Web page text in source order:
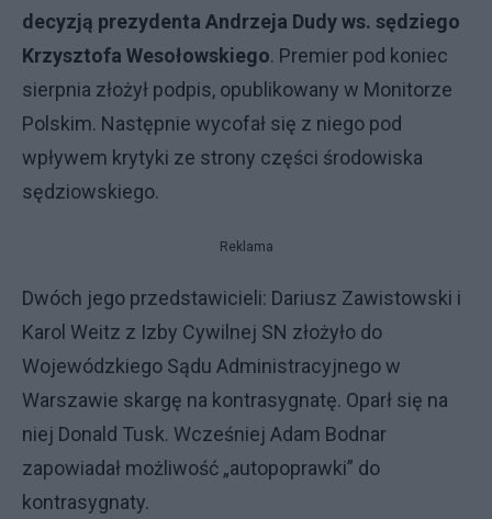
decyzją prezydenta Andrzeja Dudy ws. sędziego
Krzysztofa Wesołowskiego. Premier pod koniec
sierpnia złożył podpis, opublikowany w Monitorze
Polskim. Następnie wycofał się z niego pod
wpływem krytyki ze strony części środowiska
sędziowskiego.
Reklama
Dwóch jego przedstawicieli: Dariusz Zawistowski i
Karol Weitz z Izby Cywilnej SN złożyło do
Wojewódzkiego Sądu Administracyjnego w
Warszawie skargę na kontrasygnatę. Oparł się na
niej Donald Tusk. Wcześniej Adam Bodnar
zapowiadał możliwość „autopoprawki” do
kontrasygnaty.